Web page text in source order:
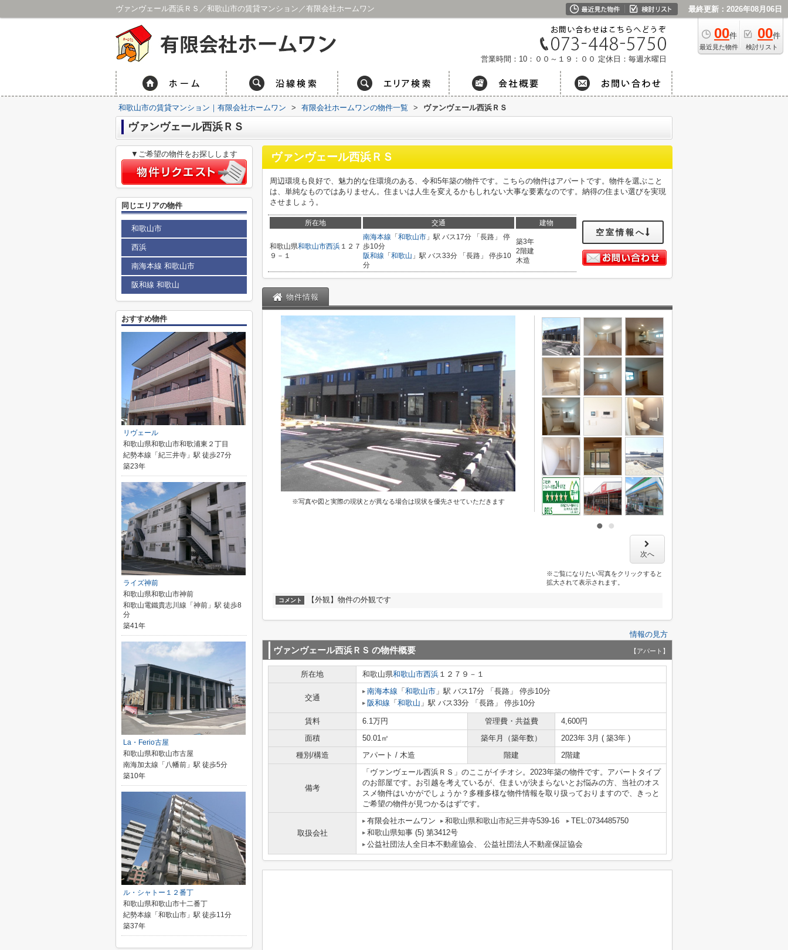
ヴァンヴェール西浜ＲＳ／和歌山市の賃貸マンション／有限会社ホームワン 最終更新：2026年08月06日
00件
最近見た物件
00件
検討リスト
営業時間：10：００～１９：００ 定休日：毎週水曜日
和歌山市の賃貸マンション｜有限会社ホームワン > 有限会社ホームワンの物件一覧 > ヴァンヴェール西浜ＲＳ
ヴァンヴェール西浜ＲＳ
ヴァンヴェール西浜ＲＳ
周辺環境も良好で、魅力的な住環境のある、令和5年築の物件です。こちらの物件はアパートです。物件を選ぶこと
は、単純なものではありません。住まいは人生を変えるかもしれない大事な要素なのです。納得の住まい選びを実現
させましょう。
所在地 交通 建物
和歌山県和歌山市西浜 １２７
９－１
南海本線 「 和歌山市 」駅 バス17分 「長路」 停
歩10分
阪和線 「 和歌山 」駅 バス33分 「長路」 停歩10
分
築3年
2階建
木造
空室情報へ
物件情報
※写真や図と実際の現状とが異なる場合は現状を優先させていただきます
次へ
※ご覧になりたい写真をクリックすると
拡大されて表示されます。
コメント 【外観】物件の外観です
情報の見方
ヴァンヴェール西浜ＲＳ の物件概要 【アパート】
所在地 和歌山県和歌山市西浜 １２７９－１
交通
南海本線 「 和歌山市 」駅 バス17分 「長路」 停歩10分
阪和線 「 和歌山 」駅 バス33分 「長路」 停歩10分
賃料 6.1万円 管理費・共益費
4,600円
面積
50.01㎡ 築年月（築年数）
2023年 3月 ( 築3年 )
種別/構造
アパート / 木造 階建 2階建
備考
「ヴァンヴェール西浜ＲＳ」のここがイチオシ。2023年築の物件です。アパートタイプ
のお部屋です。お引越を考えているが、住まいが決まらないとお悩みの方、当社のオス
スメ物件はいかがでしょうか？多種多様な物件情報を取り扱っておりますので、きっと
ご希望の物件が見つかるはずです。
取扱会社
有限会社ホームワン 和歌山県和歌山市紀三井寺539-16
TEL:0734485750
和歌山県知事 (5) 第3412号
公益社団法人全日本不動産協会、 公益社団法人不動産保証協会
▼ご希望の物件をお探しします
同じエリアの物件
和歌山市
西浜
南海本線 和歌山市
阪和線 和歌山
おすすめ物件
リヴェール
和歌山県和歌山市和歌浦東２丁目
紀勢本線「紀三井寺」駅 徒歩27分
築23年
ライズ神前
和歌山県和歌山市神前
和歌山電鐵貴志川線「神前」駅 徒歩8
分
築41年
La・Ferio古屋
和歌山県和歌山市古屋
南海加太線「八幡前」駅 徒歩5分
築10年
ル・シャトー１２番丁
和歌山県和歌山市十二番丁
紀勢本線「和歌山市」駅 徒歩11分
築37年